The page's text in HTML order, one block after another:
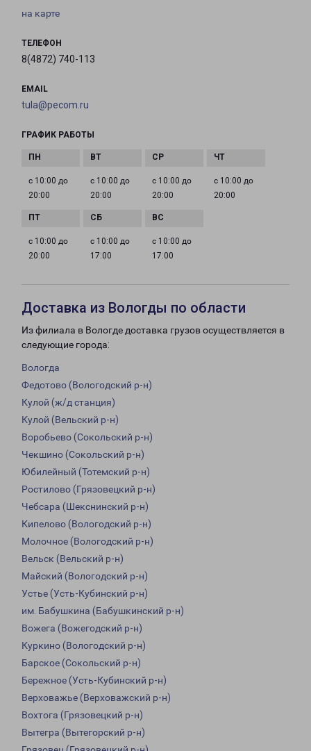
на карте
ТЕЛЕФОН
8(4872) 740-113
EMAIL
tula@pecom.ru
ГРАФИК РАБОТЫ
с 10:00 до
20:00
с 10:00 до
20:00
с 10:00 до
20:00
с 10:00 до
20:00
с 10:00 до
20:00
с 10:00 до
17:00
с 10:00 до
17:00
Доставка из Вологды по области
Из филиала в Вологде доставка грузов осуществляется в
следующие города:
Вологда
Федотово (Вологодский р-н)
Кулой (ж/д станция)
Кулой (Вельский р-н)
Воробьево (Сокольский р-н)
Чекшино (Сокольский р-н)
Юбилейный (Тотемский р-н)
Ростилово (Грязовецкий р-н)
Чебсара (Шекснинский р-н)
Кипелово (Вологодский р-н)
Молочное (Вологодский р-н)
Вельск (Вельский р-н)
Майский (Вологодский р-н)
Устье (Усть-Кубинский р-н)
им. Бабушкина (Бабушкинский р-н)
Вожега (Вожегодский р-н)
Куркино (Вологодский р-н)
Барское (Сокольский р-н)
Бережное (Усть-Кубинский р-н)
Верховажье (Верховажский р-н)
Вохтога (Грязовецкий р-н)
Вытегра (Вытегорский р-н)